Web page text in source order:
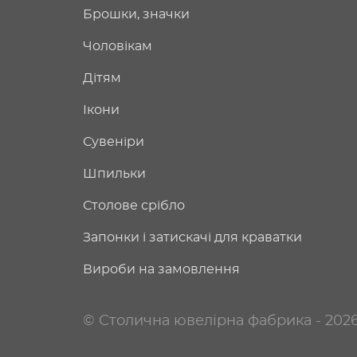
Брошки, значки
Чоловікам
Дітям
Ікони
Сувеніри
Шпильки
Столове срібло
Запонки і затискачі для краватки
Вироби на замовлення
© Столична ювелірна фабрика -